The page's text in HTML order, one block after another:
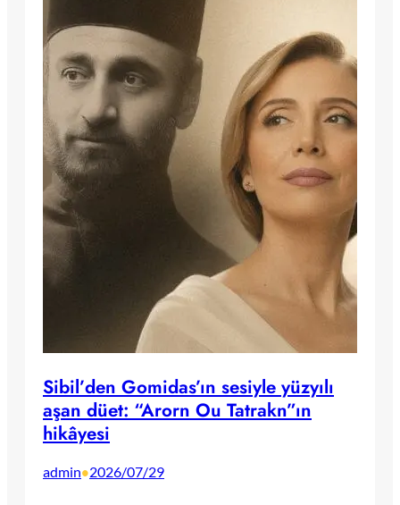
Sibil’den Gomidas’ın sesiyle yüzyılı
aşan düet: “Arorn Ou Tatrakn”ın
hikâyesi
admin•2026/07/29